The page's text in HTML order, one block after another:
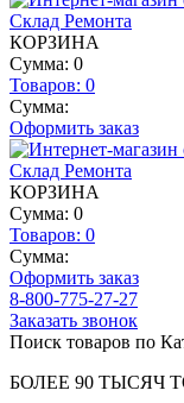
КОРЗИНА
Сумма: 0
Товаров: 0
Сумма:
Оформить заказ
КОРЗИНА
Сумма: 0
Товаров: 0
Сумма:
Оформить заказ
8-800-775-27-27
Заказать звонок
Поиск товаров по
БОЛЕЕ 90 ТЫСЯЧ